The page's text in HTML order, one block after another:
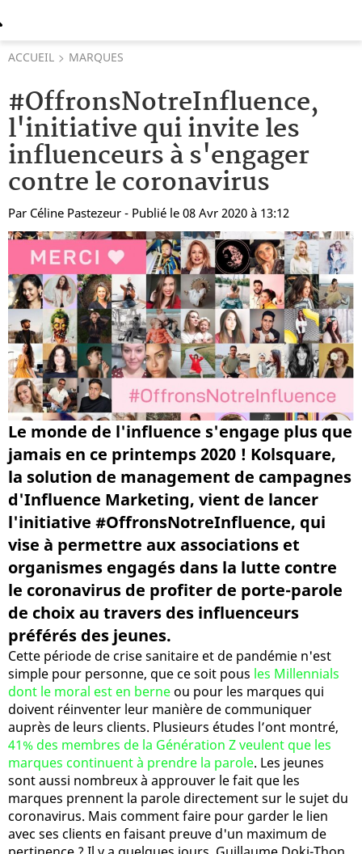
ACCUEIL MARQUES
#OffronsNotreInfluence,
l'initiative qui invite les
influenceurs à s'engager
contre le coronavirus
Par Céline Pastezeur - Publié le 08 Avr 2020 à 13:12
Le monde de l'influence s'engage plus que
jamais en ce printemps 2020 ! Kolsquare,
la solution de management de campagnes
d'Influence Marketing, vient de lancer
l'initiative #OffronsNotreInfluence, qui
vise à permettre aux associations et
organismes engagés dans la lutte contre
le coronavirus de profiter de porte-parole
de choix au travers des influenceurs
préférés des jeunes.
Cette période de crise sanitaire et de pandémie n'est
simple pour personne, que ce soit pous les Millennials
dont le moral est en berne ou pour les marques qui
doivent réinventer leur manière de communiquer
auprès de leurs clients. Plusieurs études l’ont montré,
41% des membres de la Génération Z veulent que les
marques continuent à prendre la parole. Les jeunes
sont aussi nombreux à approuver le fait que les
marques prennent la parole directement sur le sujet du
coronavirus. Mais comment faire pour garder le lien
avec ses clients en faisant preuve d'un maximum de